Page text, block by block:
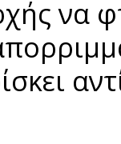
να